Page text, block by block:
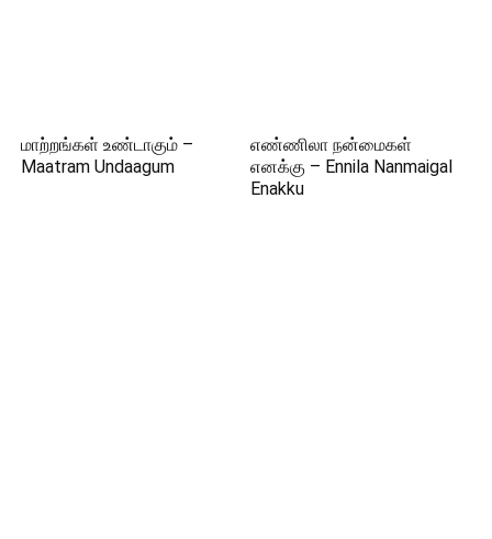
மாற்றங்கள் உண்டாகும் –
Maatram Undaagum
எண்ணிலா நன்மைகள்
எனக்கு – Ennila Nanmaigal
Enakku